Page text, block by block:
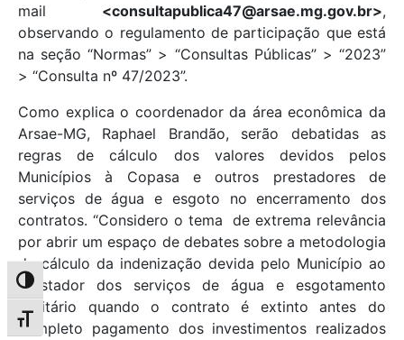
Alternar alto contraste
Alternar tamanho da fonte
mail <consultapublica47@arsae.mg.gov.br>,
observando o regulamento de participação que está
na seção “Normas” > “Consultas Públicas” > “2023”
> “Consulta nº 47/2023”.
Como explica o coordenador da área econômica da
Arsae-MG, Raphael Brandão, serão debatidas as
regras de cálculo dos valores devidos pelos
Municípios à Copasa e outros prestadores de
serviços de água e esgoto no encerramento dos
contratos. “Considero o tema de extrema relevância
por abrir um espaço de debates sobre a metodologia
de cálculo da indenização devida pelo Município ao
prestador dos serviços de água e esgotamento
sanitário quando o contrato é extinto antes do
completo pagamento dos investimentos realizados